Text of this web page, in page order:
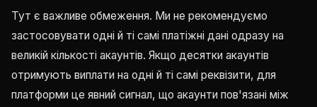
Тут є важливе обмеження. Ми не рекомендуємо
застосовувати одні й ті самі платіжні дані одразу на
великій кількості акаунтів. Якщо десятки акаунтів
отримують виплати на одні й ті самі реквізити, для
платформи це явний сигнал, що акаунти пов'язані між